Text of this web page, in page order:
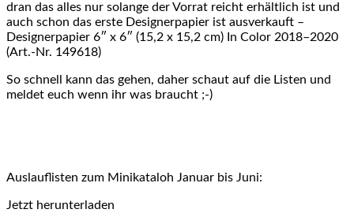
dran das alles nur solange der Vorrat reicht erhältlich ist und
auch schon das erste Designerpapier ist ausverkauft –
Designerpapier 6″ x 6″ (15,2 x 15,2 cm) In Color 2018–2020
(Art.-Nr. 149618)
So schnell kann das gehen, daher schaut auf die Listen und
meldet euch wenn ihr was braucht ;-)
Auslauflisten zum Minikataloh Januar bis Juni:
Jetzt herunterladen